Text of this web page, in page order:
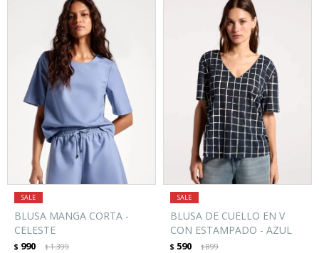
BLUSA MANGA CORTA -
CELESTE
$ 990 $1.399
BLUSA DE CUELLO EN V
CON ESTAMPADO - AZUL
$ 590 $899